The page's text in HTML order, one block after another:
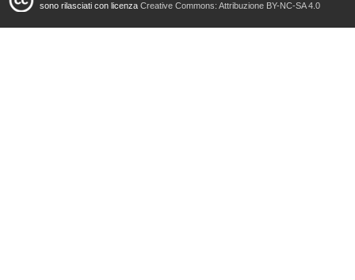
sono rilasciati con licenza Creative Commons: Attribuzione BY-NC-SA 4.0